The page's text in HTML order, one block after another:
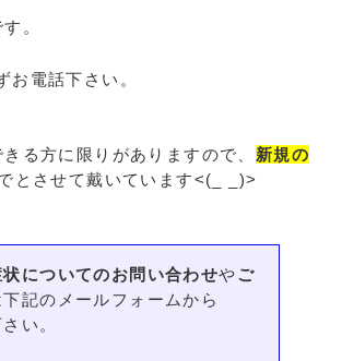
。
電話下さい。
る方に限りがありますので、 新規の
とさせて戴いています<(_ _)>
についてのお問い合わせやご
下記のメールフォームから
い。